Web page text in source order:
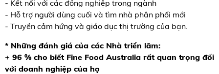
- Kết nối với các đồng nghiệp trong ngành
- Hỗ trợ người dùng cuối và tìm nhà phân phối mới
- Truyền cảm hứng và giáo dục thị trường của bạn.
* Những đánh giá của các Nhà triển lãm:
+ 96 % cho biết Fine Food Australia rất quan trọng đối
với doanh nghiệp của họ